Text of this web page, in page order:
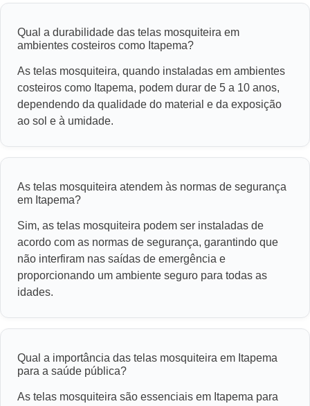
Qual a durabilidade das telas mosquiteira em
ambientes costeiros como Itapema?
As telas mosquiteira, quando instaladas em ambientes
costeiros como Itapema, podem durar de 5 a 10 anos,
dependendo da qualidade do material e da exposição
ao sol e à umidade.
As telas mosquiteira atendem às normas de segurança
em Itapema?
Sim, as telas mosquiteira podem ser instaladas de
acordo com as normas de segurança, garantindo que
não interfiram nas saídas de emergência e
proporcionando um ambiente seguro para todas as
idades.
Qual a importância das telas mosquiteira em Itapema
para a saúde pública?
As telas mosquiteira são essenciais em Itapema para